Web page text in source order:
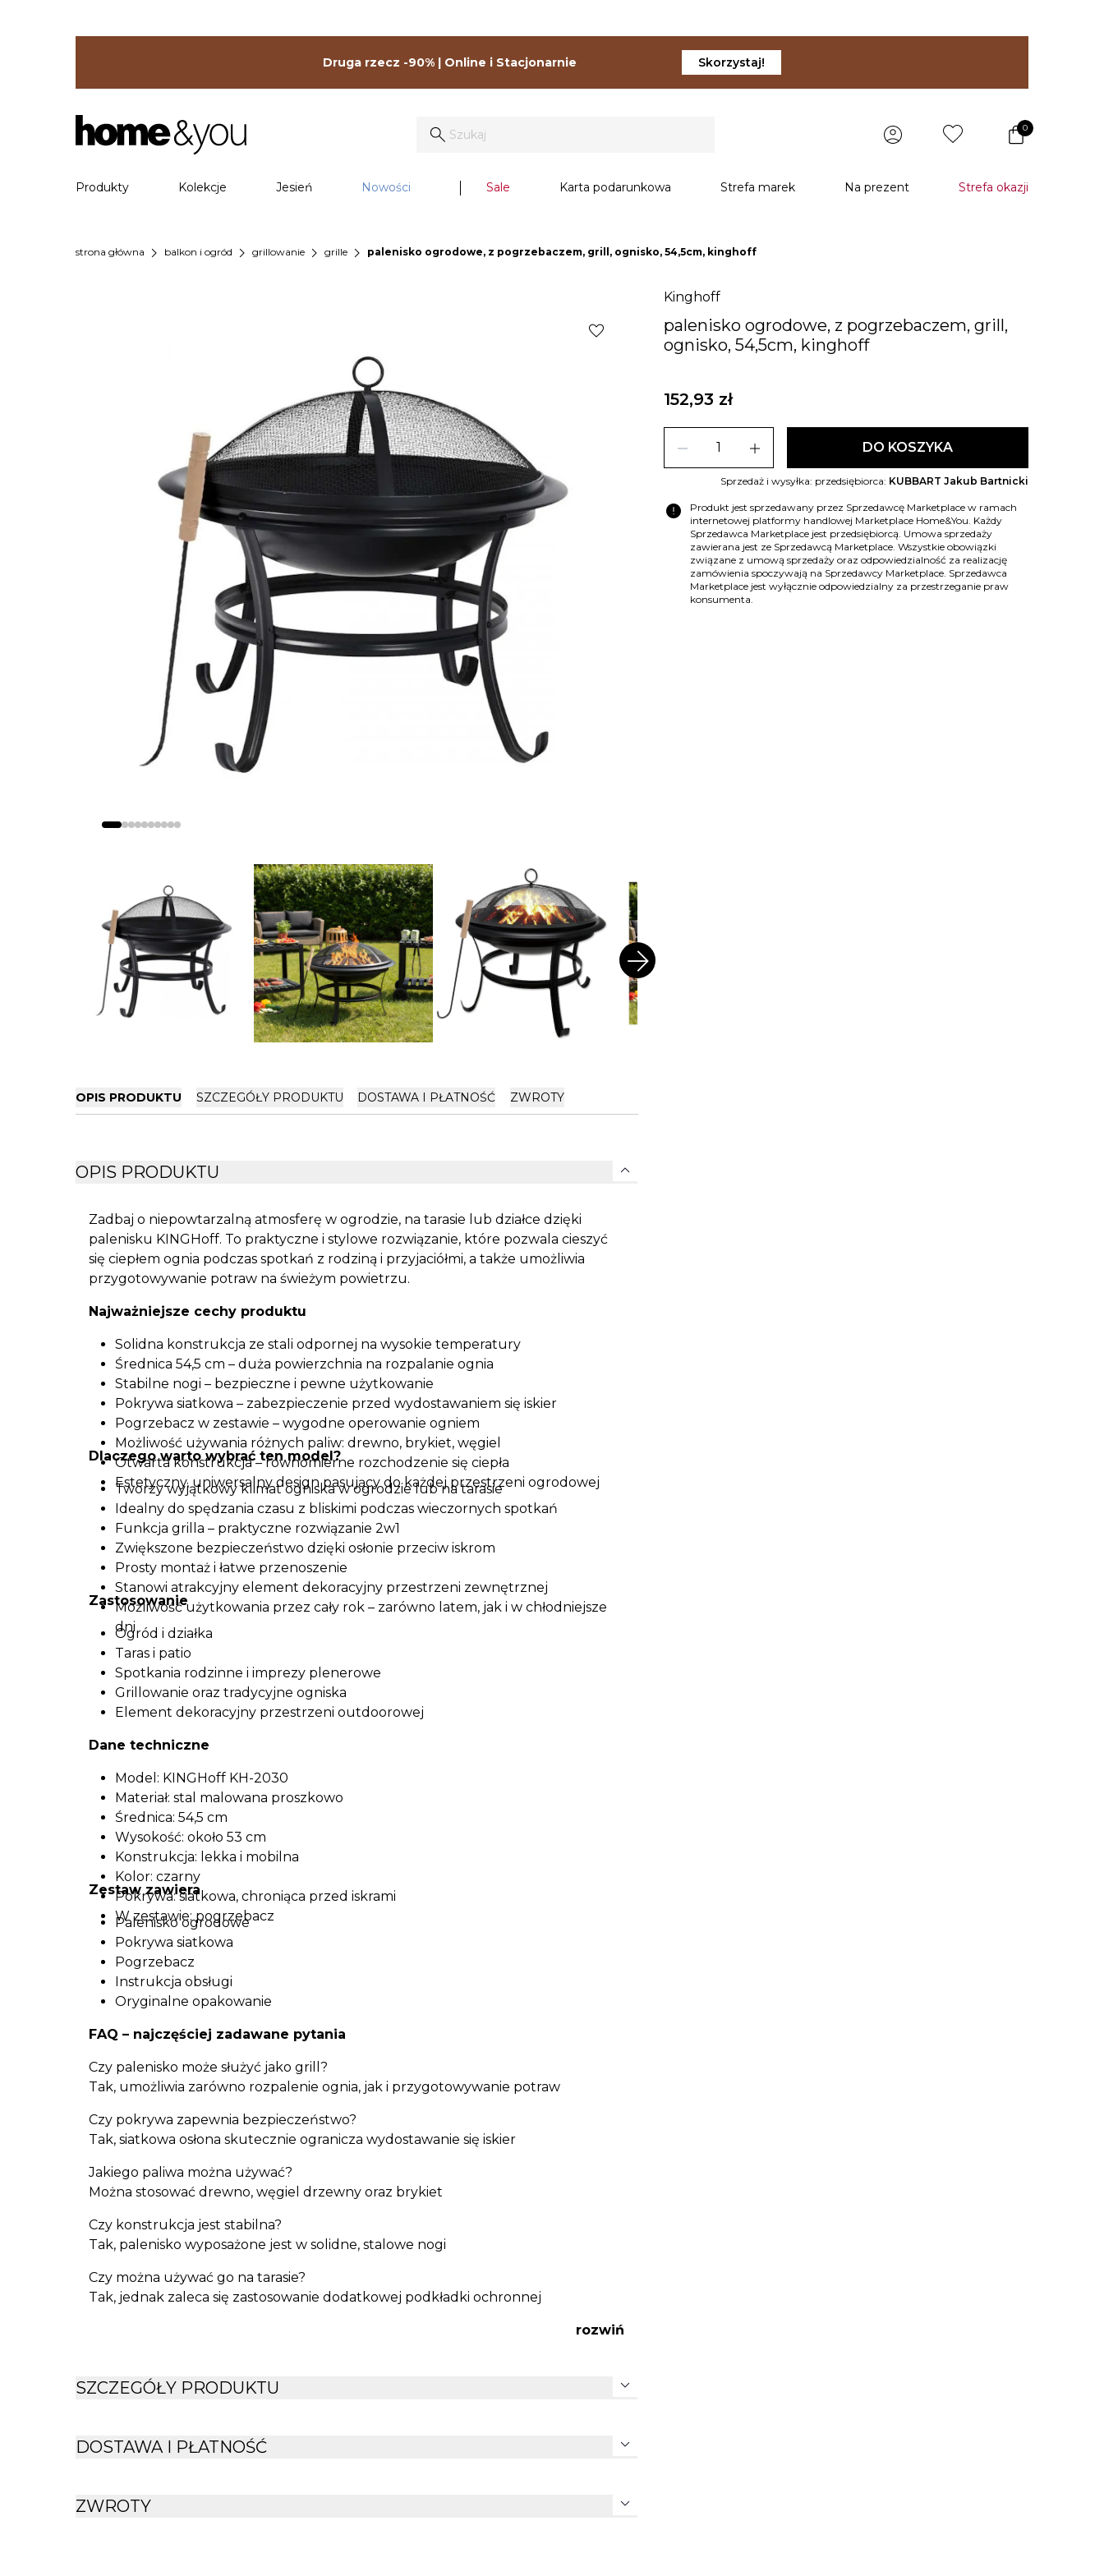
Druga rzecz -90% | Online i Stacjonarnie Skorzystaj!
0
Produkty Kolekcje Jesień Nowości Sale Karta podarunkowa Strefa marek Na prezent Strefa okazji
strona główna chevron_right balkon i ogród chevron_right grillowanie chevron_right grille chevron_right palenisko ogrodowe, z pogrzebaczem, grill, ognisko, 54,5cm, kinghoff
Kinghoff
palenisko ogrodowe, z pogrzebaczem, grill,
ognisko, 54,5cm, kinghoff
152,93 zł
remove add DO KOSZYKA
Sprzedaż i wysyłka: przedsiębiorca: KUBBART Jakub Bartnicki
error
Produkt jest sprzedawany przez Sprzedawcę Marketplace w ramach
internetowej platformy handlowej Marketplace Home&You. Każdy
Sprzedawca Marketplace jest przedsiębiorcą. Umowa sprzedaży
zawierana jest ze Sprzedawcą Marketplace. Wszystkie obowiązki
związane z umową sprzedaży oraz odpowiedzialność za realizację
zamówienia spoczywają na Sprzedawcy Marketplace. Sprzedawca
Marketplace jest wyłącznie odpowiedzialny za przestrzeganie praw
konsumenta.
favorite
arrow_forward
OPIS PRODUKTU SZCZEGÓŁY PRODUKTU DOSTAWA I PŁATNOŚĆ ZWROTY
OPIS PRODUKTU expand_more
Zadbaj o niepowtarzalną atmosferę w ogrodzie, na tarasie lub działce dzięki
palenisku KINGHoff. To praktyczne i stylowe rozwiązanie, które pozwala cieszyć
się ciepłem ognia podczas spotkań z rodziną i przyjaciółmi, a także umożliwia
przygotowywanie potraw na świeżym powietrzu.
Najważniejsze cechy produktu
Solidna konstrukcja ze stali odpornej na wysokie temperatury
Średnica 54,5 cm – duża powierzchnia na rozpalanie ognia
Stabilne nogi – bezpieczne i pewne użytkowanie
Pokrywa siatkowa – zabezpieczenie przed wydostawaniem się iskier
Pogrzebacz w zestawie – wygodne operowanie ogniem
Możliwość używania różnych paliw: drewno, brykiet, węgiel
Otwarta konstrukcja – równomierne rozchodzenie się ciepła
Estetyczny, uniwersalny design pasujący do każdej przestrzeni ogrodowej
Dlaczego warto wybrać ten model?
Tworzy wyjątkowy klimat ogniska w ogrodzie lub na tarasie
Idealny do spędzania czasu z bliskimi podczas wieczornych spotkań
Funkcja grilla – praktyczne rozwiązanie 2w1
Zwiększone bezpieczeństwo dzięki osłonie przeciw iskrom
Prosty montaż i łatwe przenoszenie
Stanowi atrakcyjny element dekoracyjny przestrzeni zewnętrznej
Możliwość użytkowania przez cały rok – zarówno latem, jak i w chłodniejsze
dni
Zastosowanie
Ogród i działka
Taras i patio
Spotkania rodzinne i imprezy plenerowe
Grillowanie oraz tradycyjne ogniska
Element dekoracyjny przestrzeni outdoorowej
Dane techniczne
Model: KINGHoff KH-2030
Materiał: stal malowana proszkowo
Średnica: 54,5 cm
Wysokość: około 53 cm
Konstrukcja: lekka i mobilna
Kolor: czarny
Pokrywa: siatkowa, chroniąca przed iskrami
W zestawie: pogrzebacz
Zestaw zawiera
Palenisko ogrodowe
Pokrywa siatkowa
Pogrzebacz
Instrukcja obsługi
Oryginalne opakowanie
FAQ – najczęściej zadawane pytania
Czy palenisko może służyć jako grill?
Tak, umożliwia zarówno rozpalenie ognia, jak i przygotowywanie potraw
Czy pokrywa zapewnia bezpieczeństwo?
Tak, siatkowa osłona skutecznie ogranicza wydostawanie się iskier
Jakiego paliwa można używać?
Można stosować drewno, węgiel drzewny oraz brykiet
Czy konstrukcja jest stabilna?
Tak, palenisko wyposażone jest w solidne, stalowe nogi
Czy można używać go na tarasie?
Tak, jednak zaleca się zastosowanie dodatkowej podkładki ochronnej
rozwiń
SZCZEGÓŁY PRODUKTU expand_more
DOSTAWA I PŁATNOŚĆ expand_more
ZWROTY expand_more